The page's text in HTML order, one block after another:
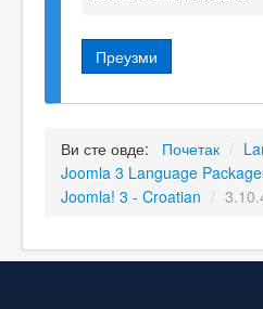
Преузми
Ви сте овде: Почетак /
Joomla 3 Language
Joomla! 3 - Croatian /